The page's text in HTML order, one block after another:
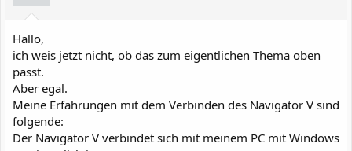
Hallo,
ich weis jetzt nicht, ob das zum eigentlichen Thema oben
passt.
Aber egal.
Meine Erfahrungen mit dem Verbinden des Navigator V sind
folgende:
Der Navigator V verbindet sich mit meinem PC mit Windows